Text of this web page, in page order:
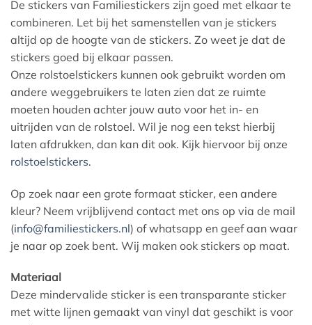
De stickers van Familiestickers zijn goed met elkaar te
combineren. Let bij het samenstellen van je stickers
altijd op de hoogte van de stickers. Zo weet je dat de
stickers goed bij elkaar passen.
Onze rolstoelstickers kunnen ook gebruikt worden om
andere weggebruikers te laten zien dat ze ruimte
moeten houden achter jouw auto voor het in- en
uitrijden van de rolstoel. Wil je nog een tekst hierbij
laten afdrukken, dan kan dit ook. Kijk hiervoor bij onze
rolstoelstickers.
Op zoek naar een grote formaat sticker, een andere
kleur? Neem vrijblijvend contact met ons op via de mail
(info@familiestickers.nl) of whatsapp en geef aan waar
je naar op zoek bent. Wij maken ook stickers op maat.
Materiaal
Deze mindervalide sticker is een transparante sticker
met witte lijnen gemaakt van vinyl dat geschikt is voor